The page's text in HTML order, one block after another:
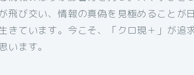
飛び交い、情報の真偽を見極めることが
きています。今こそ、「クロ現＋」が追
います。